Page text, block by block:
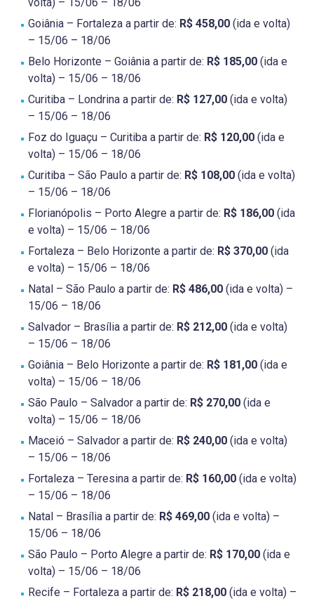
Goiânia – Fortaleza a partir de: R$ 458,00 (ida e volta)
– 15/06 – 18/06
Belo Horizonte – Goiânia a partir de: R$ 185,00 (ida e
volta) – 15/06 – 18/06
Curitiba – Londrina a partir de: R$ 127,00 (ida e volta)
– 15/06 – 18/06
Foz do Iguaçu – Curitiba a partir de: R$ 120,00 (ida e
volta) – 15/06 – 18/06
Curitiba – São Paulo a partir de: R$ 108,00 (ida e volta)
– 15/06 – 18/06
Florianópolis – Porto Alegre a partir de: R$ 186,00 (ida
e volta) – 15/06 – 18/06
Fortaleza – Belo Horizonte a partir de: R$ 370,00 (ida
e volta) – 15/06 – 18/06
Natal – São Paulo a partir de: R$ 486,00 (ida e volta) –
15/06 – 18/06
Salvador – Brasília a partir de: R$ 212,00 (ida e volta)
– 15/06 – 18/06
Goiânia – Belo Horizonte a partir de: R$ 181,00 (ida e
volta) – 15/06 – 18/06
São Paulo – Salvador a partir de: R$ 270,00 (ida e
volta) – 15/06 – 18/06
Maceió – Salvador a partir de: R$ 240,00 (ida e volta)
– 15/06 – 18/06
Fortaleza – Teresina a partir de: R$ 160,00 (ida e volta)
– 15/06 – 18/06
Natal – Brasília a partir de: R$ 469,00 (ida e volta) –
15/06 – 18/06
São Paulo – Porto Alegre a partir de: R$ 170,00 (ida e
volta) – 15/06 – 18/06
Recife – Fortaleza a partir de: R$ 218,00 (ida e volta) –